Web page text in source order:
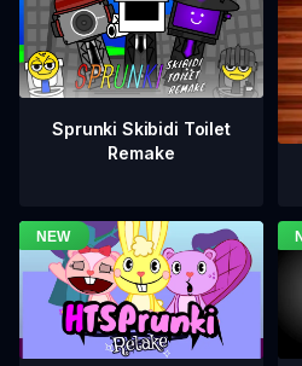
Sprunki Skibidi Toilet
Remake